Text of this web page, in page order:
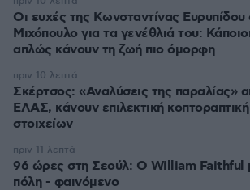
Οι ευχές της Κωνσταντίνας Ευρυπίδου
Μιχόπουλο για τα γενέθλιά του:
απλώς κάνουν τη ζωή πιο όμορφη
Σκέρτσος: «Αναλύσεις της
ΕΛΑΣ, κάνουν επιλεκτική
στοιχείων
πριν 10 λεπτά
96 ώρες στη Σεούλ: Ο William Faithful
πόλη - φαινόμενο
πριν 11 λεπτά